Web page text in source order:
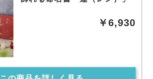
￥6,930